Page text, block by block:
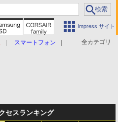
Impress サイト
全カテゴリ
スマートフォン
セスランキング